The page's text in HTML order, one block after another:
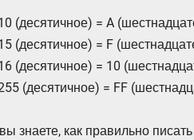
(десятичное) = A
(десятичное) = F
(десятичное) = 10
(десятичное) = FF
знаете, как правильно